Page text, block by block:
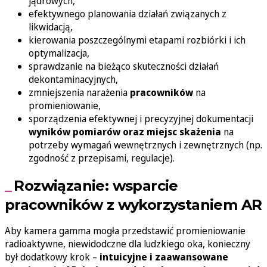
efektywnego planowania działań związanych z
likwidacją,
kierowania poszczególnymi etapami rozbiórki i ich
optymalizacja,
sprawdzanie na bieżąco skuteczności działań
dekontaminacyjnych,
zmniejszenia narażenia pracowników na
promieniowanie,
sporządzenia efektywnej i precyzyjnej dokumentacji
wyników pomiarów oraz miejsc skażenia na
potrzeby wymagań wewnętrznych i zewnętrznych (np.
zgodność z przepisami, regulacje).
Rozwiązanie: wsparcie
pracowników z wykorzystaniem AR
Aby kamera gamma mogła przedstawić promieniowanie
radioaktywne, niewidodczne dla ludzkiego oka, konieczny
był dodatkowy krok – intuicyjne i zaawansowane